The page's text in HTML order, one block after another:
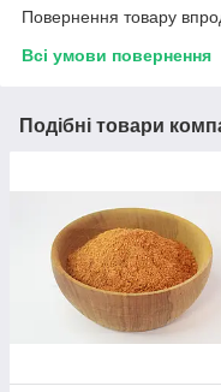
Повернення товару
Всі умови повернення
Подібні товари